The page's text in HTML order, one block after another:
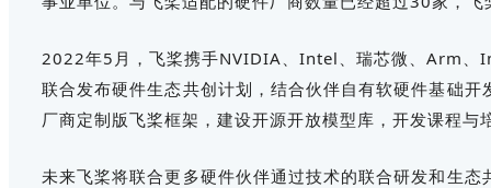
2022年5月，飞桨携手NVIDIA、Intel、瑞芯微、Arm
联合发布硬件生态共创计划，结合伙伴自有软硬件基础
厂商定制版飞桨框架，建设开源开放模型库，开发课程与
未来飞桨将联合更多硬件伙伴通过技术的联合研发和生